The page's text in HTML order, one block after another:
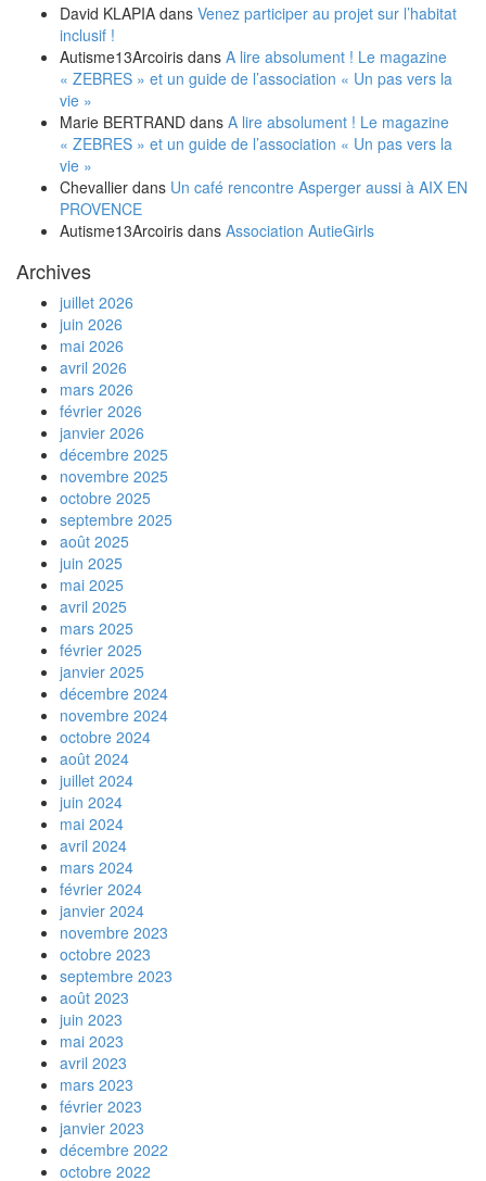
David KLAPIA dans Venez participer au projet sur l’habitat
inclusif !
Autisme13Arcoiris dans A lire absolument ! Le magazine
« ZEBRES » et un guide de l’association « Un pas vers la
vie »
Marie BERTRAND dans A lire absolument ! Le magazine
« ZEBRES » et un guide de l’association « Un pas vers la
vie »
Chevallier dans Un café rencontre Asperger aussi à AIX EN
PROVENCE
Autisme13Arcoiris dans Association AutieGirls
Archives
juillet 2026
juin 2026
mai 2026
avril 2026
mars 2026
février 2026
janvier 2026
décembre 2025
novembre 2025
octobre 2025
septembre 2025
août 2025
juin 2025
mai 2025
avril 2025
mars 2025
février 2025
janvier 2025
décembre 2024
novembre 2024
octobre 2024
août 2024
juillet 2024
juin 2024
mai 2024
avril 2024
mars 2024
février 2024
janvier 2024
novembre 2023
octobre 2023
septembre 2023
août 2023
juin 2023
mai 2023
avril 2023
mars 2023
février 2023
janvier 2023
décembre 2022
octobre 2022